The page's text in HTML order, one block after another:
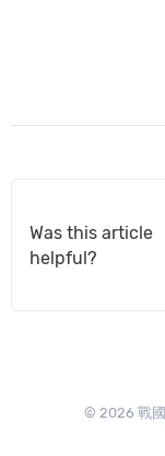
Was this article
helpful?
© 2026 戰國